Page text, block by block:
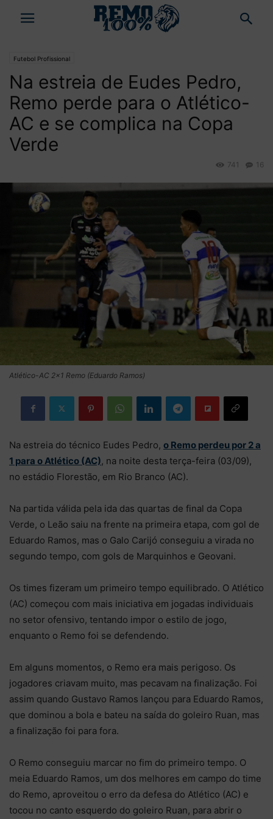
Futebol Profissional
Na estreia de Eudes Pedro,
Remo perde para o Atlético-
AC e se complica na Copa
Verde
16
741
Atlético-AC 2x1 Remo (Eduardo Ramos)
Na estreia do técnico Eudes Pedro, o Remo perdeu por 2 a
1 para o Atlético (AC), na noite desta terça-feira (03/09),
no estádio Florestão, em Rio Branco (AC).
Na partida válida pela ida das quartas de final da Copa
Verde, o Leão saiu na frente na primeira etapa, com gol de
Eduardo Ramos, mas o Galo Carijó conseguiu a virada no
segundo tempo, com gols de Marquinhos e Geovani.
Os times fizeram um primeiro tempo equilibrado. O Atlético
(AC) começou com mais iniciativa em jogadas individuais
no setor ofensivo, tentando impor o estilo de jogo,
enquanto o Remo foi se defendendo.
Em alguns momentos, o Remo era mais perigoso. Os
jogadores criavam muito, mas pecavam na finalização. Foi
assim quando Gustavo Ramos lançou para Eduardo Ramos,
que dominou a bola e bateu na saída do goleiro Ruan, mas
a finalização foi para fora.
O Remo conseguiu marcar no fim do primeiro tempo. O
meia Eduardo Ramos, um dos melhores em campo do time
do Remo, aproveitou o erro da defesa do Atlético (AC) e
tocou no canto esquerdo do goleiro Ruan, para abrir o